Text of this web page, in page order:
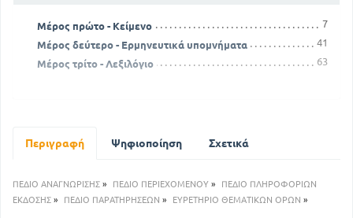
Μέρος πρώτο - Κείμενο
7
Μέρος δεύτερο - Ερμηνευτικά υπομνήματα
41
Μέρος τρίτο - Λεξιλόγιο
63
Περιγραφή Ψηφιοποίηση Σχετικά
ΠΕΔΙΟ ΑΝΑΓΝΩΡΙΣΗΣ » ΠΕΔΙΟ ΠΕΡΙΕΧΟΜΕΝΟΥ »
ΠΕΔΙΟ ΠΛΗΡΟΦΟΡΙΩΝ
ΕΚΔΟΣΗΣ » ΠΕΔΙΟ ΠΑΡΑΤΗΡΗΣΕΩΝ » ΕΥΡΕΤΗΡΙΟ ΘΕΜΑΤΙΚΩΝ ΟΡΩΝ »